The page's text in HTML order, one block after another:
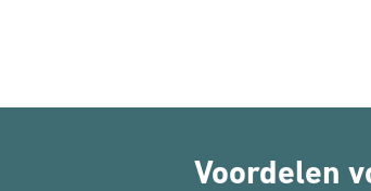
Voordelen